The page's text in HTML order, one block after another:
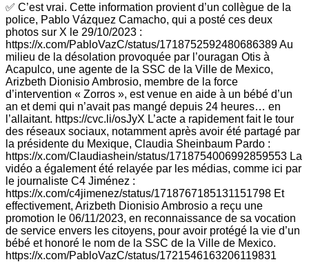
✅ C’est vrai. Cette information provient d’un collègue de la
police, Pablo Vázquez Camacho, qui a posté ces deux
photos sur X le 29/10/2023 :
https://x.com/PabloVazC/status/1718752592480686389 Au
milieu de la désolation provoquée par l’ouragan Otis à
Acapulco, une agente de la SSC de la Ville de Mexico,
Arizbeth Dionisio Ambrosio, membre de la force
d’intervention « Zorros », est venue en aide à un bébé d’un
an et demi qui n’avait pas mangé depuis 24 heures… en
l’allaitant. https://cvc.li/osJyX L’acte a rapidement fait le tour
des réseaux sociaux, notamment après avoir été partagé par
la présidente du Mexique, Claudia Sheinbaum Pardo :
https://x.com/Claudiashein/status/1718754006992859553 La
vidéo a également été relayée par les médias, comme ici par
le journaliste C4 Jiménez :
https://x.com/c4jimenez/status/1718767185131151798 Et
effectivement, Arizbeth Dionisio Ambrosio a reçu une
promotion le 06/11/2023, en reconnaissance de sa vocation
de service envers les citoyens, pour avoir protégé la vie d’un
bébé et honoré le nom de la SSC de la Ville de Mexico.
https://x.com/PabloVazC/status/1721546163206119831